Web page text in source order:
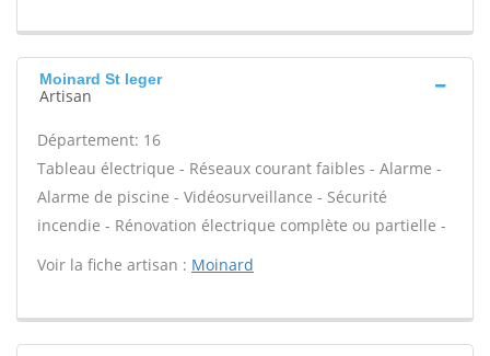
Moinard St leger
Artisan
Département: 16
Tableau électrique - Réseaux courant faibles - Alarme -
Alarme de piscine - Vidéosurveillance - Sécurité
incendie - Rénovation électrique complète ou partielle -
Voir la fiche artisan : Moinard